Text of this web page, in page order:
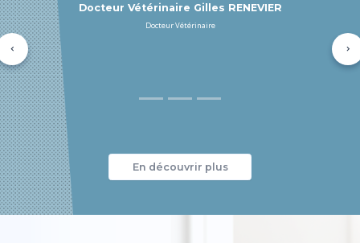
Docteur Vétérinaire Pierre CHAUDENSON
Docteur Vétérinaire
Précédent
En découvrir plus